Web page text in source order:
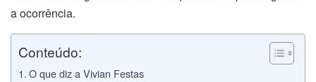
a ocorrência.
Conteúdo:
O que diz a Vivian Festas